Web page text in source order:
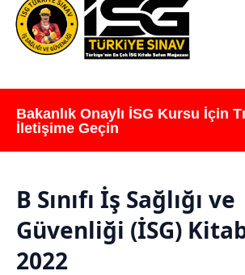
Bakanlık Onaylı İSG Kursu İçin
İletişime Geçin
B Sınıfı İş Sağlığı ve
Güvenliği (İSG)
2022